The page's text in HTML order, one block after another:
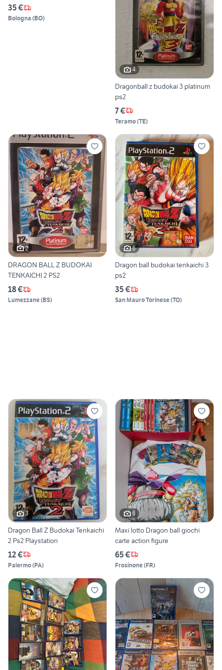
35 €
Bologna (BO)
4
Dragonball z budokai 3 platinum
ps2
7 €
Teramo(TE)
2
DRAGON BALL Z BUDOKAI
TENKAICHI 2 PS2
18 €
Lumezzane(BS)
6
Dragon ball budokai tenkaichi 3
ps2
35 €
San Mauro Torinese(TO)
3
Dragon Ball Z Budokai Tenkaichi
2 Ps2 Playstation
12 €
Palermo(PA)
6
Maxi lotto Dragon ball giochi
carte action figure
65 €
Frosinone(FR)